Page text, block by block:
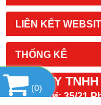
LIÊN KẾT
THỐNG KÊ
CÔNG TY
Địa chỉ mới:35/21
(0)